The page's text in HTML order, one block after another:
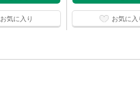
お気に入り お気に入